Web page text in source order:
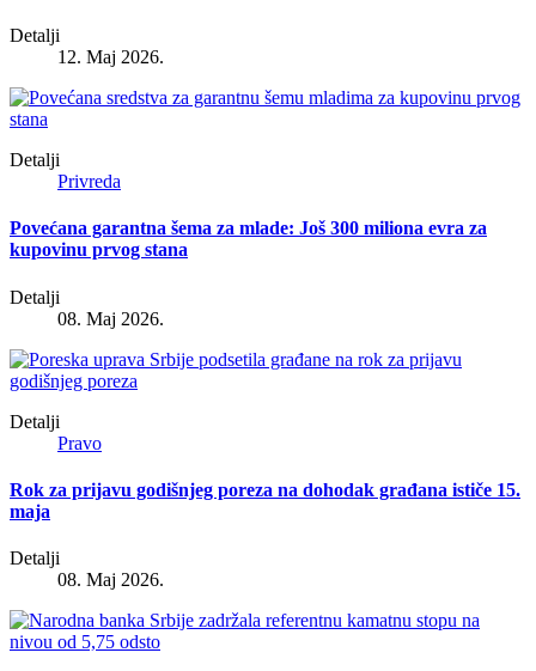
Detalji
12. Maj 2026.
Detalji
Privreda
Povećana garantna šema za mlade: Još 300 miliona evra za
kupovinu prvog stana
Detalji
08. Maj 2026.
Detalji
Pravo
Rok za prijavu godišnjeg poreza na dohodak građana ističe 15.
maja
Detalji
08. Maj 2026.